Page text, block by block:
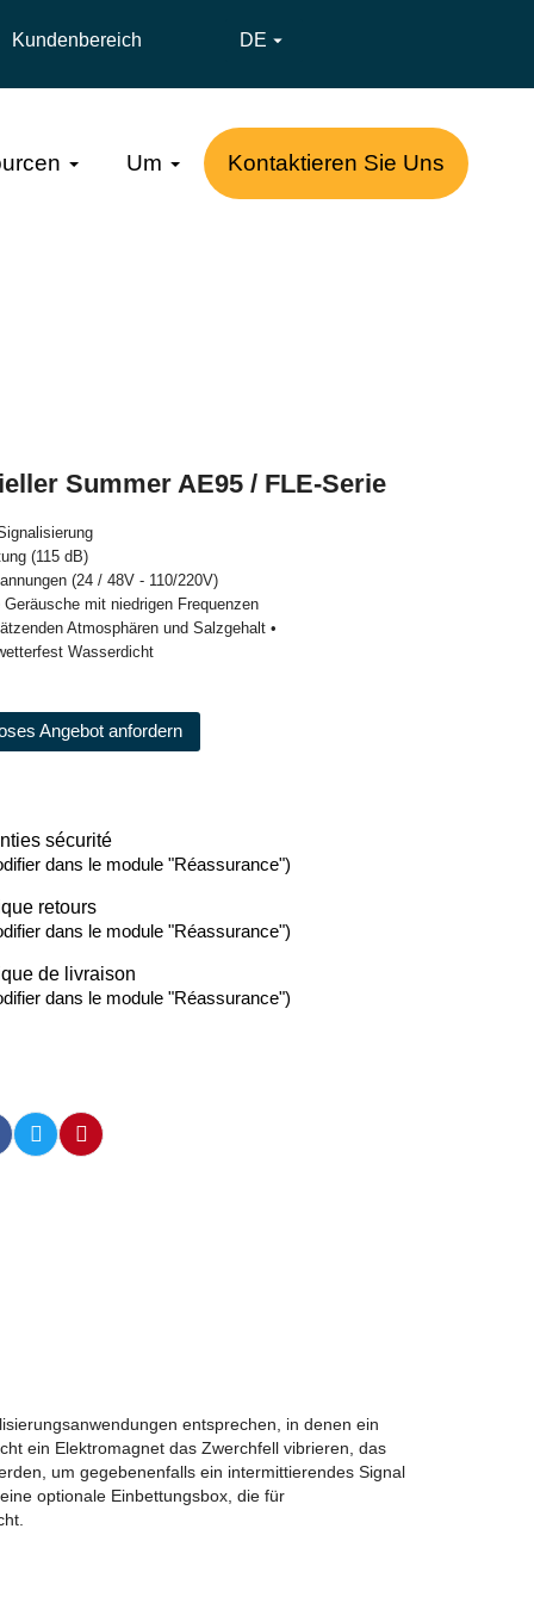
Kundenbereich DE 
Um Kontaktieren Sie Uns
Summer AE95 / FLE-Serie
(115 dB)
(24 / 48V - 110/220V)
mit niedrigen Frequenzen
Atmosphären und Salzgehalt •
Wasserdicht
Angebot anfordern
sécurité
dans le module "Réassurance")
retours
dans le module "Réassurance")
de livraison
dans le module "Réassurance")
entsprechen, in denen ein
ein Elektromagnet das Zwerchfell vibrieren, das
um gegebenenfalls ein intermittierendes Signal
optionale Einbettungsbox, die für